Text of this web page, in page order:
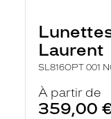
Laurent
SL816OPT 001
À partir de
359,00